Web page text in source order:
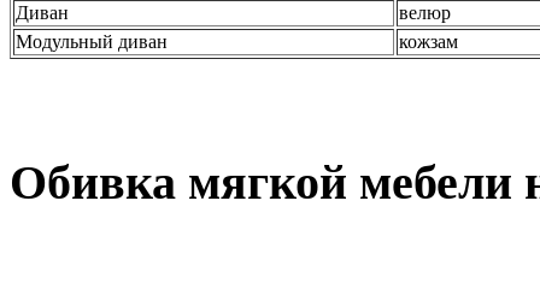
Диван
велюр
Модульный диван
кожзам
Обивка мягкой мебели